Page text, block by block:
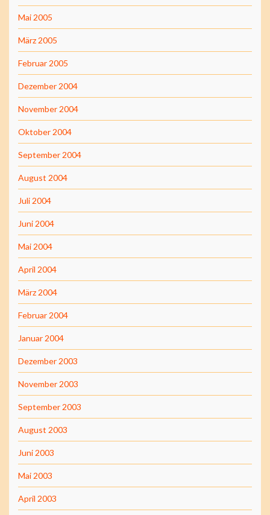
Mai 2005
März 2005
Februar 2005
Dezember 2004
November 2004
Oktober 2004
September 2004
August 2004
Juli 2004
Juni 2004
Mai 2004
April 2004
März 2004
Februar 2004
Januar 2004
Dezember 2003
November 2003
September 2003
August 2003
Juni 2003
Mai 2003
April 2003